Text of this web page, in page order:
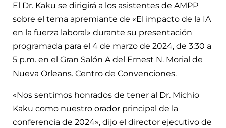
El Dr. Kaku se dirigirá a los asistentes de AMPP
sobre el tema apremiante de «El impacto de la IA
en la fuerza laboral» durante su presentación
programada para el 4 de marzo de 2024, de 3:30 a
5 p.m. en el Gran Salón A del Ernest N. Morial de
Nueva Orleans. Centro de Convenciones.
«Nos sentimos honrados de tener al Dr. Michio
Kaku como nuestro orador principal de la
conferencia de 2024», dijo el director ejecutivo de